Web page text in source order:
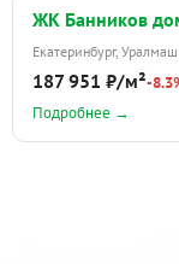
ЖК Банников
Екатеринбург,
187 951 ₽/м²-
Подробнее →